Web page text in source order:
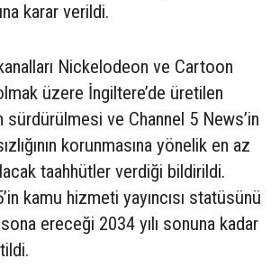
karar verildi.
Nickelodeon ve Cartoon
üzere İngiltere’de üretilen
ve Channel 5 News’in
korunmasına yönelik en az
taahhütler verdiği bildirildi.
kamu hizmeti yayıncısı statüsünü
ereceği 2034 yılı sonuna kadar